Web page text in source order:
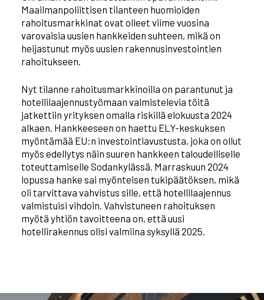
Maailmanpoliittisen tilanteen huomioiden
rahoitusmarkkinat ovat olleet viime vuosina
varovaisia uusien hankkeiden suhteen, mikä on
heijastunut myös uusien rakennusinvestointien
rahoitukseen.
Nyt tilanne rahoitusmarkkinoilla on parantunut ja
hotellilaajennustyömaan valmistelevia töitä
jatkettiin yrityksen omalla riskillä elokuusta 2024
alkaen. Hankkeeseen on haettu ELY-keskuksen
myöntämää EU:n investointiavustusta, joka on ollut
myös edellytys näin suuren hankkeen taloudelliselle
toteuttamiselle Sodankylässä. Marraskuun 2024
lopussa hanke sai myönteisen tukipäätöksen, mikä
oli tarvittava vahvistus sille, että hotellilaajennus
valmistuisi vihdoin. Vahvistuneen rahoituksen
myötä yhtiön tavoitteena on, että uusi
hotellirakennus olisi valmiina syksyllä 2025.